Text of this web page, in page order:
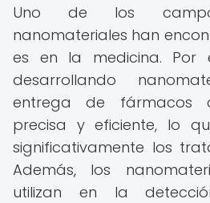
Uno de los
nanomateriales han
es en la medicina. Por
desarrollando
entrega de fármacos
precisa y eficiente, lo
significativamente los
Además, los
utilizan en la